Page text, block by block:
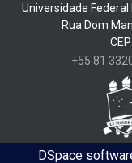
Universidade
Rua Dom
+55 81
DSpace